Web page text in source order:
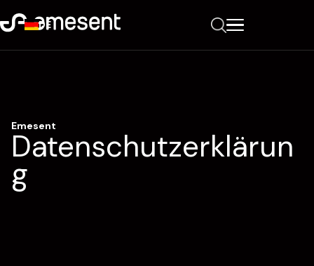
Emesent
Datenschutzerklärun
g
DE